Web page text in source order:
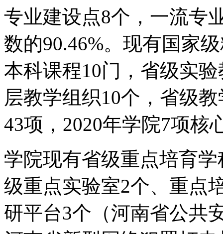
专业建设点8个，一流专
数的90.46%。现有国家
本科课程10门，省级实
层教学组织10个，省级
43项，2020年学院7项核
学院现有省级重点培育
级重点实验室2个、重点
研平台3个（河南省公共